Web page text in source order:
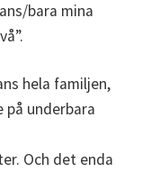
bara mina
hela familjen,
på underbara
Och det enda